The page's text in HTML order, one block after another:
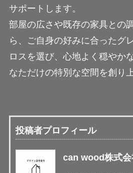
サポートします。
部屋の広さや既存の家具との
ら、ご自身の好みに合ったグ
ロスを選び、心地よく穏やか
なただけの特別な空間を創り
投稿者プロフィール
can wood株式会